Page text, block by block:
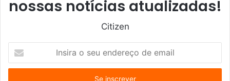
nossas notícias atualizadas!
Citizen
s